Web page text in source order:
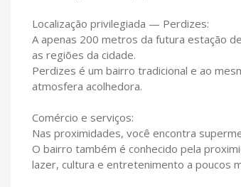
Localização privilegiada — Perdizes:
A apenas 200 metros da futura estação
as regiões da cidade.
Perdizes é um bairro tradicional e ao
atmosfera acolhedora.
Comércio e serviços:
Nas proximidades, você encontra
O bairro também é conhecido pela
lazer, cultura e entretenimento a poucos